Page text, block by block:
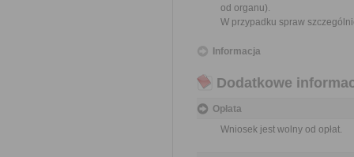
od organu).
W przypadku spraw
Informacja
Dodatkowe
Opłata
Wniosek jest wolny od opłat.